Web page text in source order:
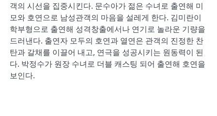
객의 시선을 집중시킨다. 문수아가 젊은 수녀로 출연해 미
모와 호연으로 남성관객의 마음을 설레게 한다. 김미란이
학부형으로 출연해 성격창출에서나 연기로 놀라운 기량을
드러낸다. 출연자 모두의 호연과 열연은 관객의 진정한 찬
탄과 갈채를 이끌어 내고, 연극을 성공시키는 원동력이 된
다. 박정수가 원장 수녀로 더블 캐스팅 되어 출연해 호연을
보인다.